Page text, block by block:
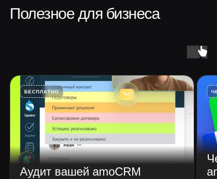
Полезное для бизнеса
БЕСПЛАТНО
Аудит вашей amoCRM